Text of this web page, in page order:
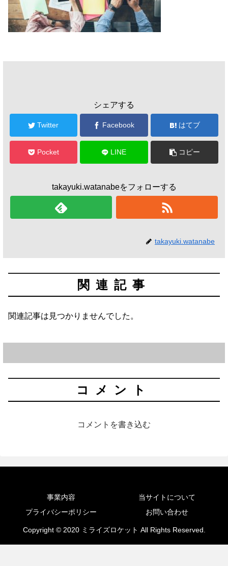
シェアする
Twitter Facebook はてブ
Pocket LINE コピー
takayuki.watanabeをフォローする
takayuki.watanabe
関連記事
関連記事は見つかりませんでした。
コメント
コメントを書き込む
事業内容
当サイトについて
プライバシーポリシー
お問い合わせ
Copyright © 2020 ミライズロケット All Rights Reserved.